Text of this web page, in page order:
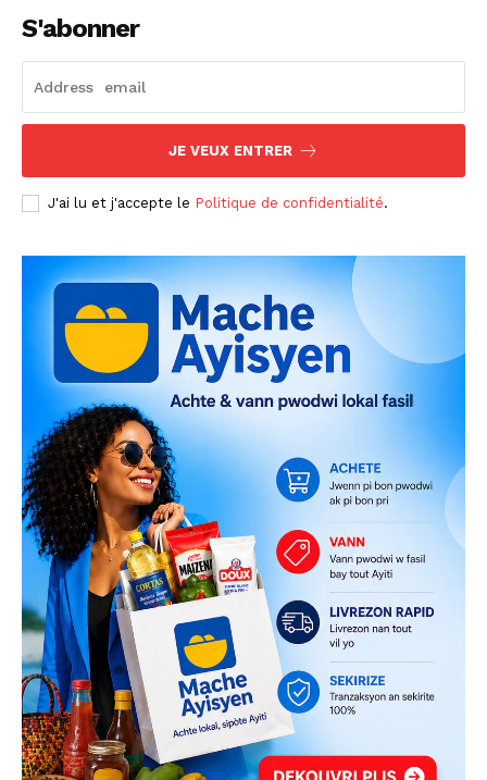
S'abonner
JE VEUX ENTRER
J'ai lu et j'accepte le Politique de confidentialité.